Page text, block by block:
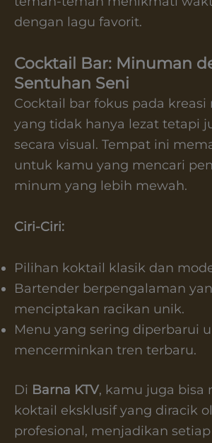
dengan lagu favorit.
Cocktail Bar: Minuman
Sentuhan Seni
Cocktail bar fokus pada
yang tidak hanya lezat tetapi
secara visual. Tempat ini
untuk kamu yang mencari
minum yang lebih mewah.
Ciri-Ciri:
Pilihan koktail klasik dan
Bartender berpengalaman
menciptakan racikan unik.
Menu yang sering diperbarui
mencerminkan tren terbaru.
Di Barna KTV, kamu juga bisa
koktail eksklusif yang diracik
profesional, menjadikan